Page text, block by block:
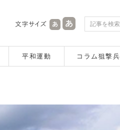
平和運動 コラム狙撃兵